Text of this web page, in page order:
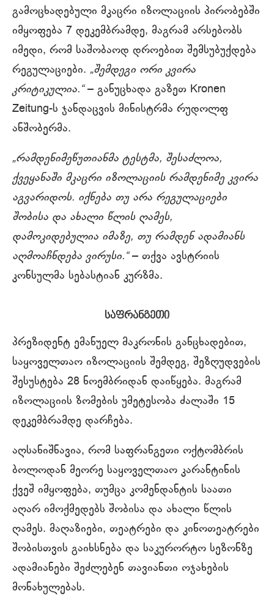
გამოცხადებული მკაცრი იზოლაციის პირობებში
იმყოფება 7 დეკემბრამდე, მაგრამ არსებობს
იმედი, რომ საშობაოდ დროებით შემსუბუქდება
რეგულაციები. „შემდეგი ორი კვირა
კრიტიკულია.“– განუცხადა გაზეთ Kronen
Zeitung-ს ჯანდაცვის მინისტრმა რუდოლფ
ანშობერმა.
„რამდენიმეწუთიანმა ტესტმა, შესაძლოა,
ქვეყანაში მკაცრი იზოლაციის რამდენიმე კვირა
აგვარიდოს. იქნება თუ არა რეგულაციები
შობისა და ახალი წლის ღამეს,
დამოკიდებულია იმაზე, თუ რამდენ ადამიანს
აღმოაჩნდება ვირუსი.“– თქვა ავსტრიის
კონსულმა სებასტიან კურზმა.
საფრანგეთი
პრეზიდენტ ემანუელ მაკრონის განცხადებით,
საყოველთაო იზოლაციის შემდეგ, შეზღუდვების
შესუსტება 28 ნოემბრიდან დაიწყება. მაგრამ
იზოლაციის ზომების უმეტესობა ძალაში 15
დეკემბრამდე დარჩება.
აღსანიშნავია, რომ საფრანგეთი ოქტომბრის
ბოლოდან მეორე საყოველთაო კარანტინის
ქვეშ იმყოფება, თუმცა კომენდანტის საათი
აღარ იმოქმედებს შობისა და ახალი წლის
ღამეს. მაღაზიები, თეატრები და კინოთეატრები
შობისთვის გაიხსნება და საკურორტო სეზონზე
ადამიანები შეძლებენ თავიანთი ოჯახების
მონახულებას.